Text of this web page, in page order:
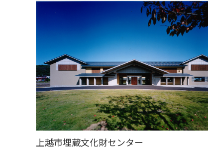
上越市埋蔵文化財センター